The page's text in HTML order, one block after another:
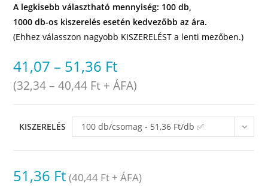
A legkisebb választható mennyiség: 100 db,
1000 db-os kiszerelés esetén kedvezőbb az ára.
(Ehhez válasszon nagyobb KISZERELÉST a lenti mezőben.)
41,07 – 51,36 Ft
(32,34–40,44 Ft + ÁFA)
KISZERELÉS
100 db/csomag - 51,36 Ft/db ✅
51,36 Ft (40,44 Ft + ÁFA)